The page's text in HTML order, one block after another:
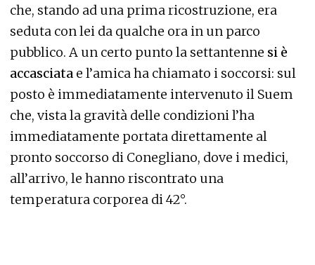
che, stando ad una prima ricostruzione, era
seduta con lei da qualche ora in un parco
pubblico. A un certo punto la settantenne si è
accasciata e l’amica ha chiamato i soccorsi: sul
posto è immediatamente intervenuto il Suem
che, vista la gravità delle condizioni l’ha
immediatamente portata direttamente al
pronto soccorso di Conegliano, dove i medici,
all’arrivo, le hanno riscontrato una
temperatura corporea di 42°.